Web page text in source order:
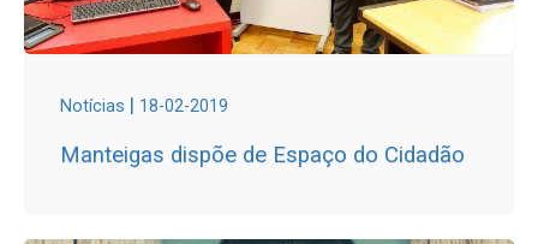
Notícias | 18-02-2019
Manteigas dispõe de Espaço do Cidadão